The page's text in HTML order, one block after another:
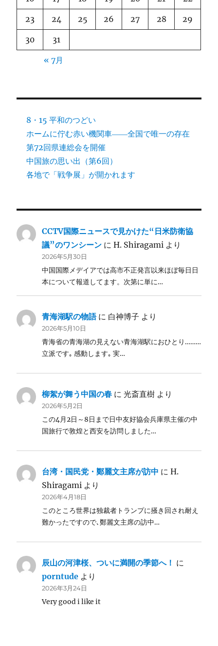
23 24 25 26 27 28 29
30 31
« 7月
8・15 平和のつどい
ホームに佇む赤い機関車――全国で唯一の存在
第72回県連総会を開催
中国旅の思い出（第6回）
各地で「戦争展」が開かれます
CCTV国際ニュースで見かけた“日米防衛協
議”のワンシーン にH. Shiragami より
2026年5月30日
中国国際メデイアでは高市不正発言以来ほぼ毎日日
本について報道してます。次第に単に…
青海湖駅の物語に 白神博子 より
2026年5月10日
青海省の青海湖の見えない青海湖駅におひとり………
立派です｡ 感動します｡ 実…
柳絮が舞う中国の春 に光斎直樹 より
2026年5月2日
この4月2日～8日まで日中友好協会兵庫県主催の中
国旅行で敦煌と西安を訪問しました…
台湾・国民党・鄭麗文主席が訪中 にH.
Shiragami より
2026年4月18日
このところ世界は独裁者トランプに掻き回され耐え
難かったですので､鄭麗文主席の訪中…
辰山の河津桜、ついに満開の季節へ！ に
porntude より
2026年3月24日
Very good i like it